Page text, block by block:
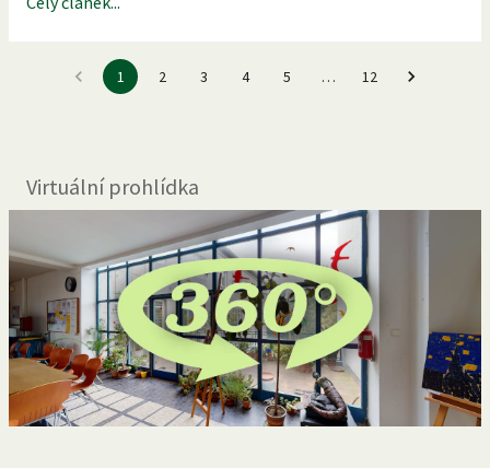
1 2 3 4 5 … 12
Virtuální prohlídka